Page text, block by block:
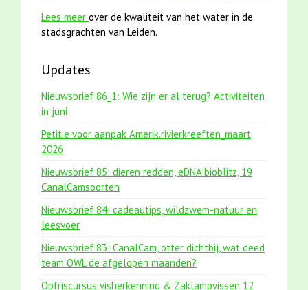
Lees meer over de kwaliteit van het water in de
stadsgrachten van Leiden.
Updates
Nieuwsbrief 86_1: Wie zijn er al terug? Activiteiten
in juni
Petitie voor aanpak Amerik.rivierkreeften_maart
2026
Nieuwsbrief 85: dieren redden, eDNA bioblitz, 19
CanalCamsoorten
Nieuwsbrief 84: cadeautips, wildzwem-natuur en
leesvoer
Nieuwsbrief 83: CanalCam, otter dichtbij, wat deed
team OWL de afgelopen maanden?
Opfriscursus visherkenning & Zaklampvissen 12